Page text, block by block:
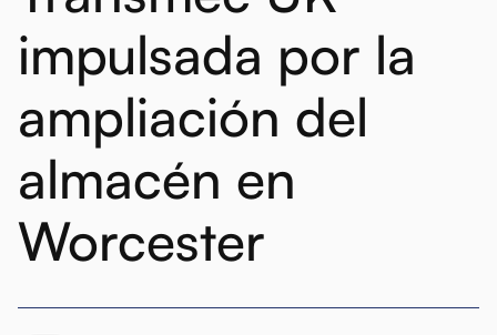
impulsada por la
ampliación del
almacén en
Worcester